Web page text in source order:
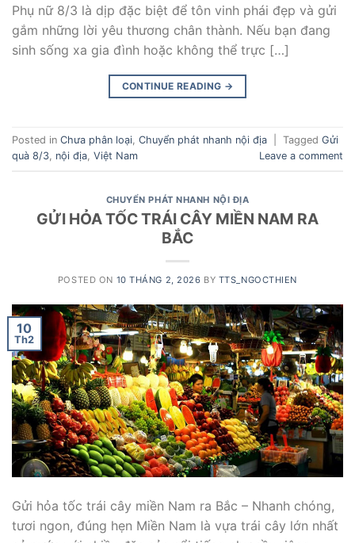
Phụ nữ 8/3 là dịp đặc biệt để tôn vinh phái đẹp và gửi
gắm những lời yêu thương chân thành. Nếu bạn đang
sinh sống xa gia đình hoặc không thể trực […]
CONTINUE READING →
Posted in Chưa phân loại, Chuyển phát nhanh nội địa Tagged Gửi
quà 8/3, nội địa, Việt Nam Leave a comment
CHUYỂN PHÁT NHANH NỘI ĐỊA
GỬI HỎA TỐC TRÁI CÂY MIỀN NAM RA
BẮC
POSTED ON 10 THÁNG 2, 2026 BY TTS_NGOCTHIEN
10
Th2
Gửi hỏa tốc trái cây miền Nam ra Bắc – Nhanh chóng,
tươi ngon, đúng hẹn Miền Nam là vựa trái cây lớn nhất